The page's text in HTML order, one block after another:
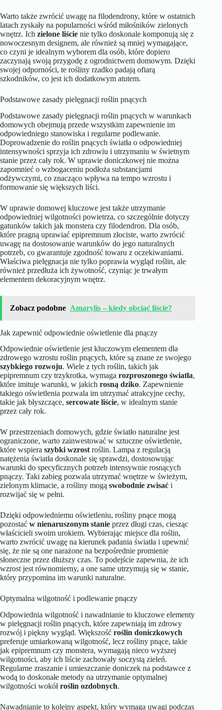
Warto także zwrócić uwagę na filodendrony, które w ostatnich
latach zyskały na popularności wśród miłośników zielonych
wnętrz. Ich zielone liście nie tylko doskonale komponują się z
nowoczesnym designem, ale również są mniej wymagające,
co czyni je idealnym wyborem dla osób, które dopiero
zaczynają swoją przygodę z ogrodnictwem domowym. Dzięki
swojej odporności, te rośliny rzadko padają ofiarą
szkodników, co jest ich dodatkowym atutem.
Podstawowe zasady pielęgnacji roślin pnących
Podstawowe zasady pielęgnacji roślin pnących w warunkach
domowych obejmują przede wszystkim zapewnienie im
odpowiedniego stanowiska i regularne podlewanie.
Doprowadzenie do roślin pnących światła o odpowiedniej
intensywności sprzyja ich zdrowiu i utrzymaniu w świetnym
stanie przez cały rok. W uprawie doniczkowej nie można
zapomnieć o wzbogaceniu podłoża substancjami
odżywczymi, co znacząco wpływa na tempo wzrostu i
formowanie się większych liści.
W uprawie domowej kluczowe jest także utrzymanie
odpowiedniej wilgotności powietrza, co szczególnie dotyczy
gatunków takich jak monstera czy filodendron. Dla osób,
które pragną uprawiać epipremnum złociste, warto zwrócić
uwagę na dostosowanie warunków do jego naturalnych
potrzeb, co gwarantuje zgodność towaru z oczekiwaniami.
Właściwa pielęgnacja nie tylko poprawia wygląd roślin, ale
również przedłuża ich żywotność, czyniąc je trwałym
elementem dekoracyjnym wnętrz.
Zobacz podobne Amarylis – kiedy obciąć liście?
Jak zapewnić odpowiednie oświetlenie dla pnączy
Odpowiednie oświetlenie jest kluczowym elementem dla
zdrowego wzrostu roślin pnących, które są znane ze swojego
szybkiego rozwoju. Wiele z tych roślin, takich jak
epipremnum czy trzykrotka, wymaga rozproszonego światła,
które imituje warunki, w jakich rosną dziko. Zapewnienie
takiego oświetlenia pozwala im utrzymać atrakcyjne cechy,
takie jak błyszczące, sercowate liście, w idealnym stanie
przez cały rok.
W przestrzeniach domowych, gdzie światło naturalne jest
ograniczone, warto zainwestować w sztuczne oświetlenie,
które wspiera szybki wzrost roślin. Lampa z regulacją
natężenia światła doskonale się sprawdzi, dostosowując
warunki do specyficznych potrzeb intensywnie rosnących
pnączy. Taki zabieg pozwala utrzymać wnętrze w świeżym,
zielonym klimacie, a rośliny mogą swobodnie zwisać i
rozwijać się w pełni.
Dzięki odpowiedniemu oświetleniu, rośliny pnące mogą
pozostać w nienaruszonym stanie przez długi czas, ciesząc
właścicieli swoim urokiem. Wybierając miejsce dla roślin,
warto zwrócić uwagę na kierunek padania światła i upewnić
się, że nie są one narażone na bezpośrednie promienie
słoneczne przez dłuższy czas. To podejście zapewnia, że ich
wzrost jest równomierny, a one same utrzymują się w stanie,
który przypomina im warunki naturalne.
Optymalna wilgotność i podlewanie pnączy
Odpowiednia wilgotność i nawadnianie to kluczowe elementy
w pielęgnacji roślin pnących, które zapewniają im zdrowy
rozwój i piękny wygląd. Większość roślin doniczkowych
preferuje umiarkowaną wilgotność, lecz rośliny pnące, takie
jak epipremnum czy monstera, wymagają nieco wyższej
wilgotności, aby ich liście zachowały soczystą zieleń.
Regularne zraszanie i umieszczanie doniczek na podstawce z
wodą to doskonałe metody na utrzymanie optymalnej
wilgotności wokółroślin ozdobnych.
Nawadnianie to kolejny aspekt, który wymaga uwagi podczas